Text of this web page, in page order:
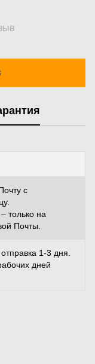
с
только на
Почты.
1-3 дня.
дней